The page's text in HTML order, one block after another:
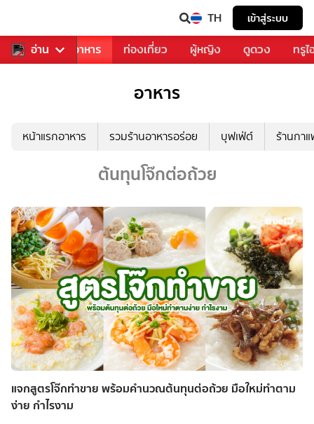
TH เข้าสู่ระบบ
อ่าน
การเพลง อาหาร ท่องเที่ยว ผู้หญิง ดูดวง ทรู
อาหาร
หน้าแรกอาหาร รวมร้านอาหารอร่อย บุฟเฟ่ต์ ร้านกา
ต้นทุนโจ๊กต่อถ้วย
แจกสูตรโจ๊กทำขาย พร้อมคำนวณต้นทุนต่อถ้วย มือใหม่ทำตาม
ง่าย กำไรงาม